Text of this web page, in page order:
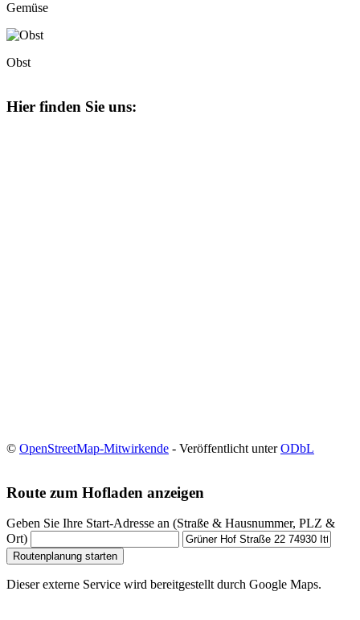
Gemüse
Obst
Hier finden Sie uns:
© OpenStreetMap-Mitwirkende - Veröffentlicht unterODbL
Route zum Hofladen anzeigen
Geben Sie Ihre Start-Adresse an (Straße & Hausnummer, PLZ &
Ort)
Routenplanung starten
Dieser externe Service wird bereitgestellt durch Google Maps.